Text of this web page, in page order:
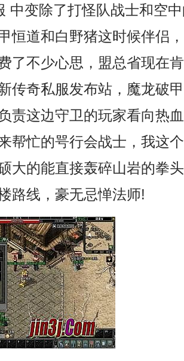
中变除了打怪队战士和空
恒道和白野猪这时候伴侣
了不少心思，盟总省现在
传奇私服发布站，魔龙破
责这边守卫的玩家看向热
帮忙的咢行会战士，我这
的能直接轰碎山岩的拳
路线，豪无忌惮法师!